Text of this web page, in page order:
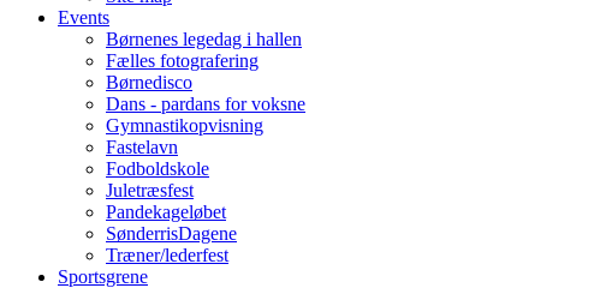
Events
Børnenes legedag i hallen
Fælles fotografering
Børnedisco
Dans - pardans for voksne
Gymnastikopvisning
Fastelavn
Fodboldskole
Juletræsfest
Pandekageløbet
SønderrisDagene
Træner/lederfest
Sportsgrene